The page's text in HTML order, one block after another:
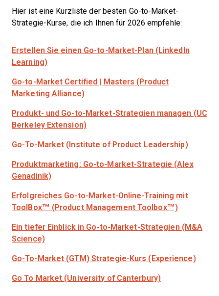
Hier ist eine Kurzliste der besten Go-to-Market-
Strategie-Kurse, die ich Ihnen für 2026 empfehle:
Erstellen Sie einen Go-to-Market-Plan (LinkedIn
Learning)
Go-to-Market Certified | Masters (Product
Marketing Alliance)
Produkt- und Go-to-Market-Strategien managen (UC
Berkeley Extension)
Go-To-Market (Institute of Product Leadership)
Produktmarketing: Go-to-Market-Strategie (Alex
Genadinik)
Erfolgreiches Go-to-Market-Online-Training mit
ToolBox™ (Product Management Toolbox™)
Ein tiefer Einblick in Go-to-Market-Strategien (M&A
Science)
Go-To-Market (GTM) Strategie-Kurs (Experience)
Go To Market (University of Canterbury)